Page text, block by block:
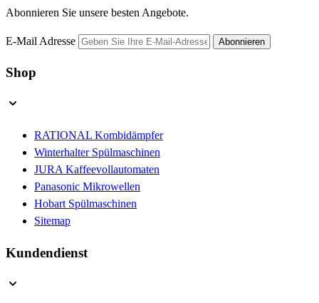
Abonnieren Sie unsere besten Angebote.
E-Mail Adresse Abonnieren
Shop
RATIONAL Kombidämpfer
Winterhalter Spülmaschinen
JURA Kaffeevollautomaten
Panasonic Mikrowellen
Hobart Spülmaschinen
Sitemap
Kundendienst